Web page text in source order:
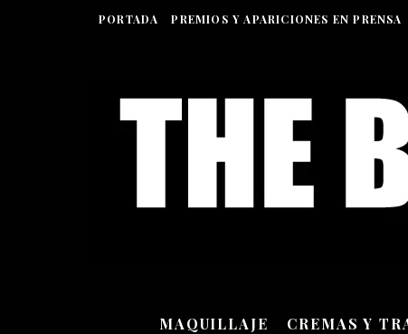
PORTADA PREMIOS Y APARICIONES EN PRENSA
MAQUILLAJE CREMAS Y